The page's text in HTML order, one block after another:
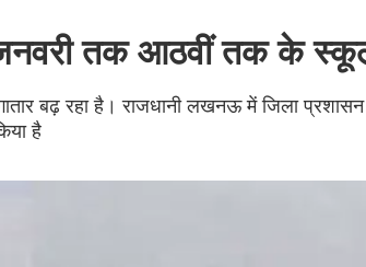
तक आठवीं तक के
बढ़ रहा है। राजधानी लखनऊ में जिला
है